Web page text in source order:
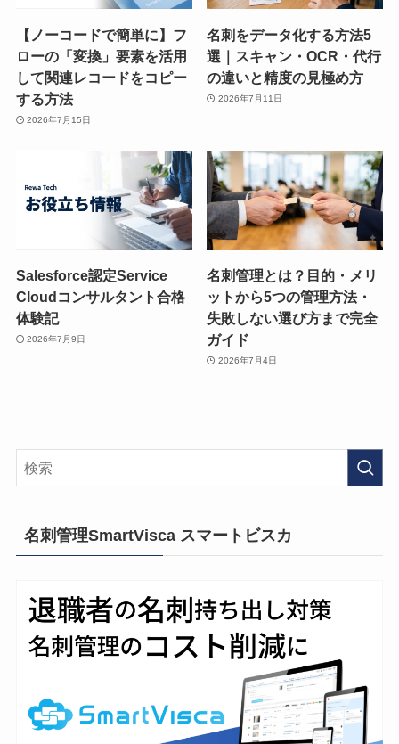
【ノーコードで簡単に】フ
ローの「変換」要素を活用
して関連レコードをコピー
する方法
2026年7月15日
名刺をデータ化する方法5
選｜スキャン・OCR・代行
の違いと精度の見極め方
2026年7月11日
Salesforce認定Service
Cloudコンサルタント合格
体験記
2026年7月9日
名刺管理とは？目的・メリ
ットから5つの管理方法・
失敗しない選び方まで完全
ガイド
2026年7月4日
名刺管理SmartVisca スマートビスカ